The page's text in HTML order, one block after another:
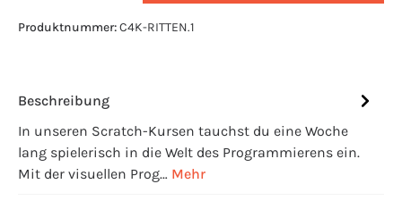
Produktnummer:C4K-RITTEN.1
Beschreibung
In unseren Scratch-Kursen tauchst du eine Woche
lang spielerisch in die Welt des Programmierens ein.
Mit der visuellen Prog… Mehr